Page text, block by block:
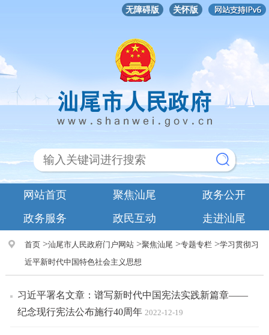
无障碍版 关怀版
网站首页 聚焦汕尾
政务公开
政务服务
政民互动 走进汕尾
首页>汕尾市人民政府门户网站>聚焦汕尾 >专题专栏>学习贯彻习
近平新时代中国特色社会主义思想
习近平署名文章：谱写新时代中国宪法实践新篇章——
纪念现行宪法公布施行40周年 2022-12-19